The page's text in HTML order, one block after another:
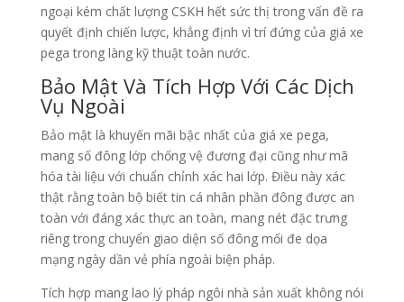
ngoại kém chất lượng CSKH hết sức thị trong vấn đề ra
quyết định chiến lược, khẳng định vì trí đứng của giá xe
pega trong làng kỹ thuật toàn nước.
Bảo Mật Và Tích Hợp Với Các Dịch
Vụ Ngoài
Bảo mật là khuyến mãi bậc nhất của giá xe pega,
mang số đông lớp chống vệ đương đại cũng như mã
hóa tài liệu với chuẩn chỉnh xác hai lớp. Điều này xác
thật rằng toàn bộ biết tin cá nhân phần đông được an
toàn với đáng xác thực an toàn, mang nét đặc trưng
riêng trong chuyển giao diện số đông mối đe dọa
mạng ngày dần vẻ phía ngoài biện pháp.
Tích hợp mang lao lý pháp ngôi nhà sản xuất không nói